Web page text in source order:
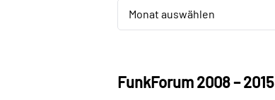
Archiv
Monat auswählen
Archiv
FunkForum 2008 – 2015